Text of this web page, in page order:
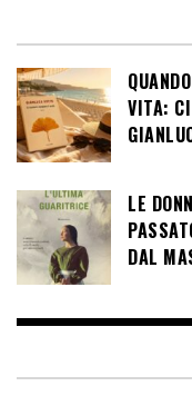
VITA:
LE
DAL